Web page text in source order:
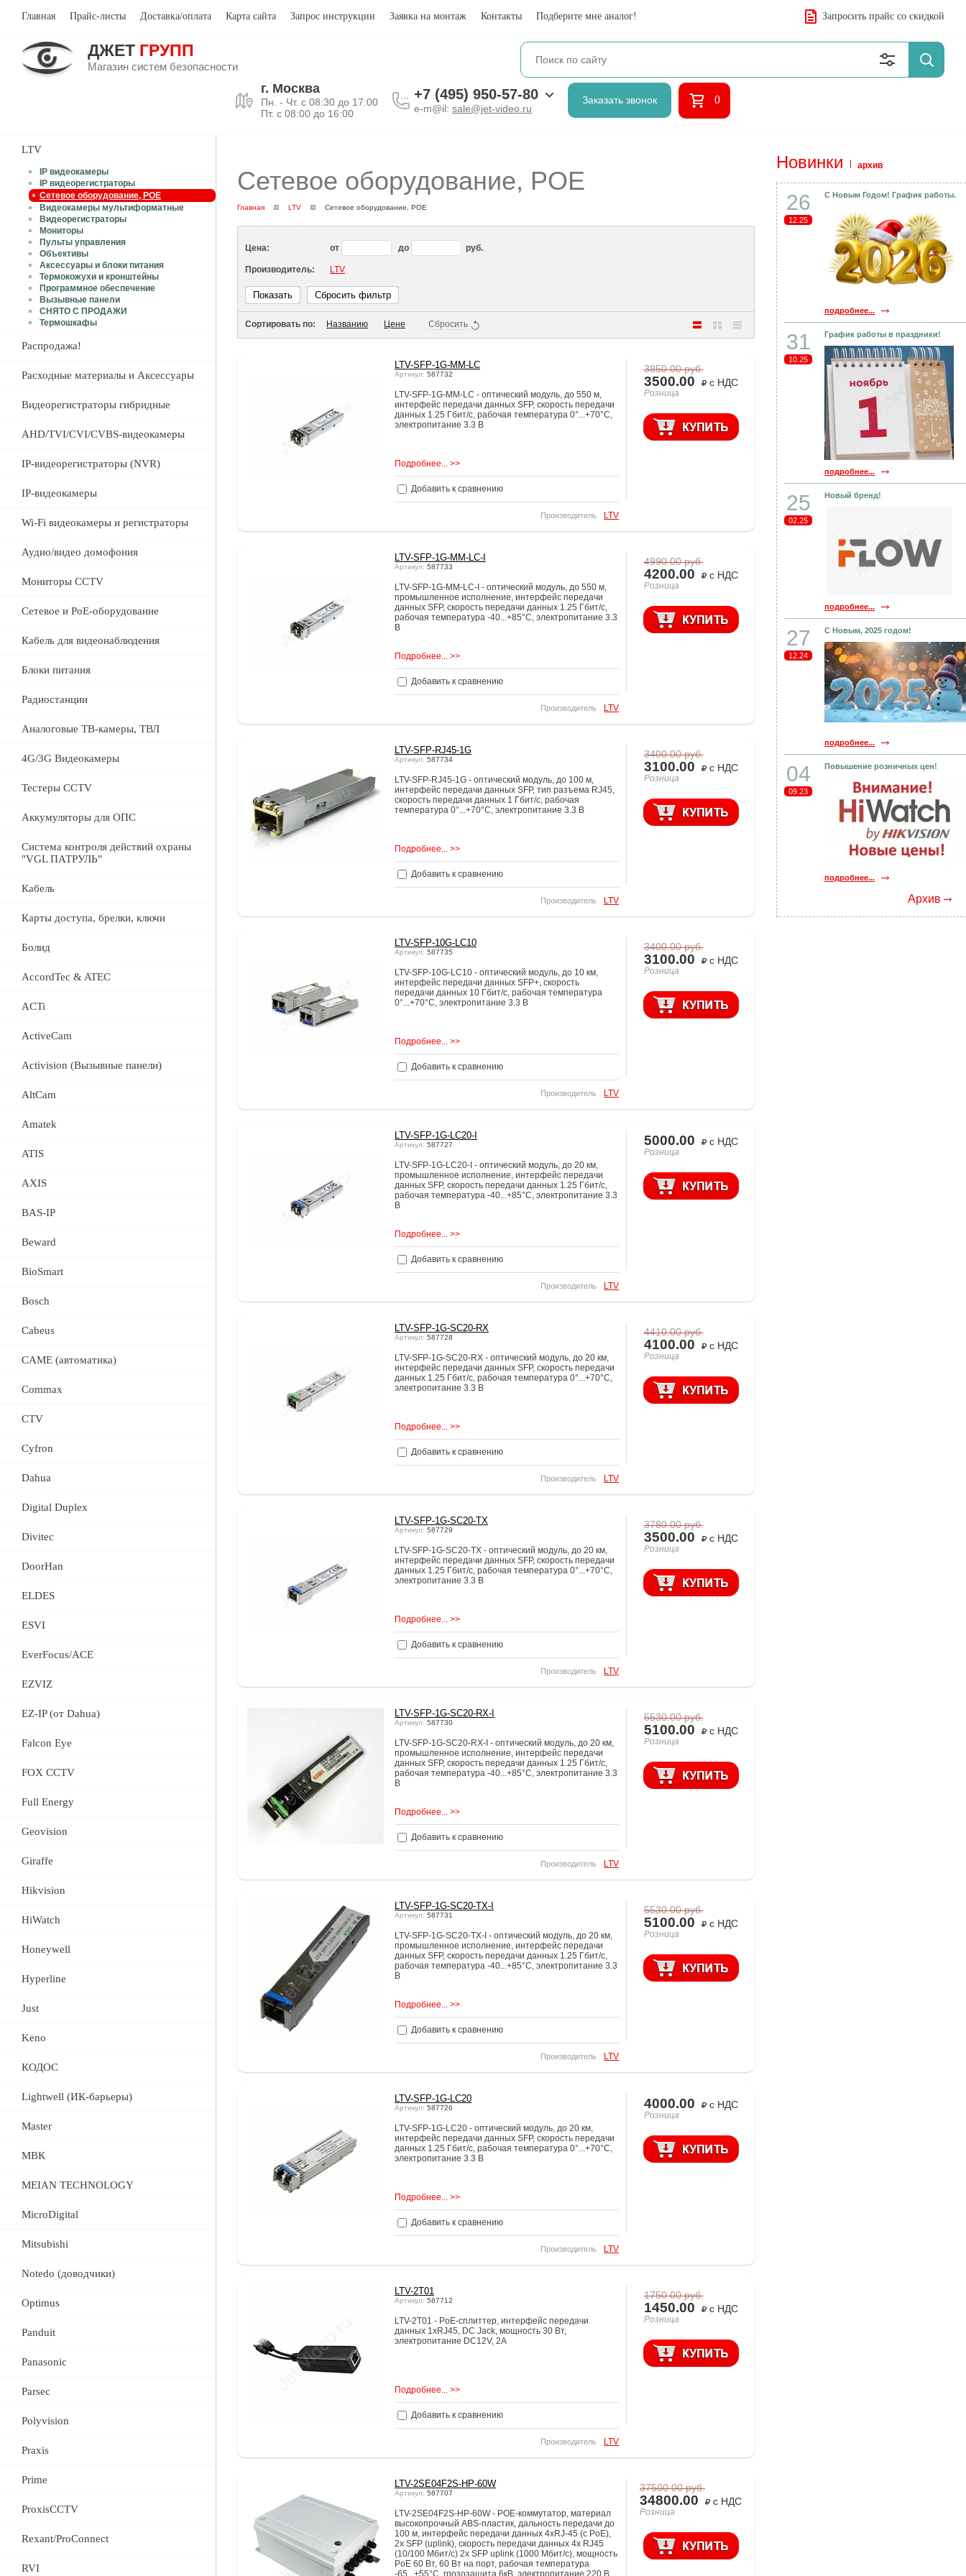
Главная Прайс-листы Доставка/оплата Карта сайта Запрос инструкции Заявка на монтаж Контакты Подберите мне аналог! Запросить прайс со скидкой
ДЖЕТ ГРУПП
Магазин систем безопасности
г. Москва
Пн. - Чт. с 08:30 до 17:00
Пт. с 08:00 до 16:00
+7 (495) 950-57-80
e-m@il: sale@jet-video.ru
Заказать звонок 0
LTV
IP видеокамеры
IP видеорегистраторы
Сетевое оборудование, POE
Видеокамеры мультиформатные
Видеорегистраторы
Мониторы
Пульты управления
Объективы
Аксессуары и блоки питания
Термокожухи и кронштейны
Программное обеспечение
Вызывные панели
СНЯТО С ПРОДАЖИ
Термошкафы
Распродажа!
Расходные материалы и Аксессуары
Видеорегистраторы гибридные
AHD/TVI/CVI/CVBS-видеокамеры
IP-видеорегистраторы (NVR)
IP-видеокамеры
Wi-Fi видеокамеры и регистраторы
Аудио/видео домофония
Мониторы CCTV
Сетевое и PoE-оборудование
Кабель для видеонаблюдения
Блоки питания
Радиостанции
Аналоговые ТВ-камеры, ТВЛ
4G/3G Видеокамеры
Тестеры CCTV
Аккумуляторы для ОПС
Система контроля действий охраны
"VGL ПАТРУЛЬ"
Кабель
Карты доступа, брелки, ключи
Болид
AccordTec & ATEC
ACTi
ActiveCam
Activision (Вызывные панели)
AltCam
Amatek
ATIS
AXIS
BAS-IP
Beward
BioSmart
Bosch
Cabeus
CAME (автоматика)
Commax
CTV
Cyfron
Dahua
Digital Duplex
Divitec
DoorHan
ELDES
ESVI
EverFocus/ACE
EZVIZ
EZ-IP (от Dahua)
Falcon Eye
FOX CCTV
Full Energy
Geovision
Giraffe
Hikvision
HiWatch
Honeywell
Hyperline
Just
Keno
КОДОС
Lightwell (ИК-барьеры)
Master
МВК
MEIAN TECHNOLOGY
MicroDigital
Mitsubishi
Notedo (доводчики)
Optimus
Panduit
Panasonic
Parsec
Polyvision
Praxis
Prime
ProxisCCTV
Rexant/ProConnect
RVI
Сетевое оборудование, POE
Главная LTV Сетевое оборудование, POE
Цена: от до руб.
Производитель: LTV
Показать Сбросить фильтр
Сортировать по: Названию Цене Сбросить
3850.00руб.
3500.00 с НДС
Розница
LTV-SFP-1G-MM-LC
Артикул: 587732
LTV-SFP-1G-MM-LC - оптический модуль, до 550 м,
интерфейс передачи данных SFP, cкорость передачи
данных 1.25 Гбит/с, рабочая температура 0°...+70°C,
электропитание 3.3 В
Подробнее... >>
Добавить к сравнению
Производитель LTV
4990.00руб.
4200.00 с НДС
Розница
LTV-SFP-1G-MM-LC-I
Артикул: 587733
LTV-SFP-1G-MM-LC-I - оптический модуль, до 550 м,
промышленное исполнение, интерфейс передачи
данных SFP, cкорость передачи данных 1.25 Гбит/с,
рабочая температура -40...+85°C, электропитание 3.3
В
Подробнее... >>
Добавить к сравнению
Производитель LTV
3400.00руб.
3100.00 с НДС
Розница
LTV-SFP-RJ45-1G
Артикул: 587734
LTV-SFP-RJ45-1G - оптический модуль, до 100 м,
интерфейс передачи данных SFP, тип разъема RJ45,
cкорость передачи данных 1 Гбит/с, рабочая
температура 0°...+70°C, электропитание 3.3 В
Подробнее... >>
Добавить к сравнению
Производитель LTV
3400.00руб.
3100.00 с НДС
Розница
LTV-SFP-10G-LC10
Артикул: 587735
LTV-SFP-10G-LC10 - оптический модуль, до 10 км,
интерфейс передачи данных SFP+, cкорость
передачи данных 10 Гбит/с, рабочая температура
0°...+70°C, электропитание 3.3 В
Подробнее... >>
Добавить к сравнению
Производитель LTV
5000.00 с НДС
Розница
LTV-SFP-1G-LC20-I
Артикул: 587727
LTV-SFP-1G-LC20-I - оптический модуль, до 20 км,
промышленное исполнение, интерфейс передачи
данных SFP, cкорость передачи данных 1.25 Гбит/с,
рабочая температура -40...+85°C, электропитание 3.3
В
Подробнее... >>
Добавить к сравнению
Производитель LTV
4410.00руб.
4100.00 с НДС
Розница
LTV-SFP-1G-SC20-RX
Артикул: 587728
LTV-SFP-1G-SC20-RX - оптический модуль, до 20 км,
интерфейс передачи данных SFP, cкорость передачи
данных 1.25 Гбит/с, рабочая температура 0°...+70°C,
электропитание 3.3 В
Подробнее... >>
Добавить к сравнению
Производитель LTV
3780.00руб.
3500.00 с НДС
Розница
LTV-SFP-1G-SC20-TX
Артикул: 587729
LTV-SFP-1G-SC20-TX - оптический модуль, до 20 км,
интерфейс передачи данных SFP, cкорость передачи
данных 1.25 Гбит/с, рабочая температура 0°...+70°C,
электропитание 3.3 В
Подробнее... >>
Добавить к сравнению
Производитель LTV
5530.00руб.
5100.00 с НДС
Розница
LTV-SFP-1G-SC20-RX-I
Артикул: 587730
LTV-SFP-1G-SC20-RX-I - оптический модуль, до 20 км,
промышленное исполнение, интерфейс передачи
данных SFP, cкорость передачи данных 1.25 Гбит/с,
рабочая температура -40...+85°C, электропитание 3.3
В
Подробнее... >>
Добавить к сравнению
Производитель LTV
5530.00руб.
5100.00 с НДС
Розница
LTV-SFP-1G-SC20-TX-I
Артикул: 587731
LTV-SFP-1G-SC20-TX-I - оптический модуль, до 20 км,
промышленное исполнение, интерфейс передачи
данных SFP, cкорость передачи данных 1.25 Гбит/с,
рабочая температура -40...+85°C, электропитание 3.3
В
Подробнее... >>
Добавить к сравнению
Производитель LTV
4000.00 с НДС
Розница
LTV-SFP-1G-LC20
Артикул: 587726
LTV-SFP-1G-LC20 - оптический модуль, до 20 км,
интерфейс передачи данных SFP, cкорость передачи
данных 1.25 Гбит/с, рабочая температура 0°...+70°C,
электропитание 3.3 В
Подробнее... >>
Добавить к сравнению
Производитель LTV
1750.00руб.
1450.00 с НДС
Розница
LTV-2T01
Артикул: 587712
LTV-2T01 - PoE-сплиттер, интерфейс передачи
данных 1xRJ45, DC Jack, мощность 30 Вт,
электропитание DС12V, 2А
Подробнее... >>
Добавить к сравнению
Производитель LTV
37500.00руб.
34800.00 с НДС
Розница
LTV-2SE04F2S-HP-60W
Артикул: 587707
LTV-2SE04F2S-HP-60W - POE-коммутатор, материал
высокопрочный ABS-пластик, дальность передачи до
100 м, интерфейс передачи данных 4xRJ-45 (c PoE),
2x SFP (uplink), cкорость передачи данных 4x RJ45
(10/100 Мбит/с) 2x SFP uplink (1000 Мбит/с), мощность
PoE 60 Вт, 60 Вт на порт, рабочая температура
-65...+55°C, грозозащита 6кВ, электропитание 220 В
Новинки архив
26
12.25
С Новым Годом! График работы.
подробнее...
31
10.25
График работы в праздники!
подробнее...
25
02.25
Новый бренд!
подробнее...
27
12.24
С Новым, 2025 годом!
подробнее...
04
09.23
Повышение розничных цен!
подробнее...
Архив